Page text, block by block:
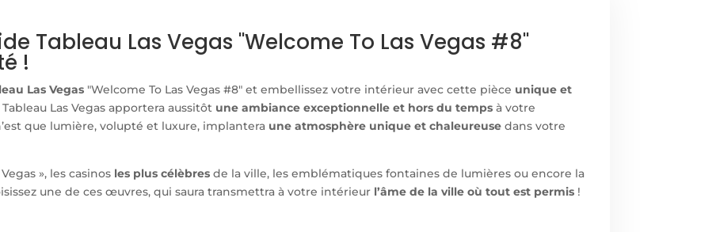
Tableau Las Vegas "Welcome To Las Vegas #8"
!
Las Vegas "Welcome To Las Vegas #8" et embellissez votre intérieur avec cette pièce unique et
Las Vegas apportera aussitôt une ambiance exceptionnelle et hors du temps à votre
que lumière, volupté et luxure, implantera une atmosphère unique et chaleureuse dans votre
», les casinos les plus célèbres de la ville, les emblématiques fontaines de lumières ou encore la
une de ces œuvres, qui saura transmettra à votre intérieur l’âme de la ville où tout est permis !